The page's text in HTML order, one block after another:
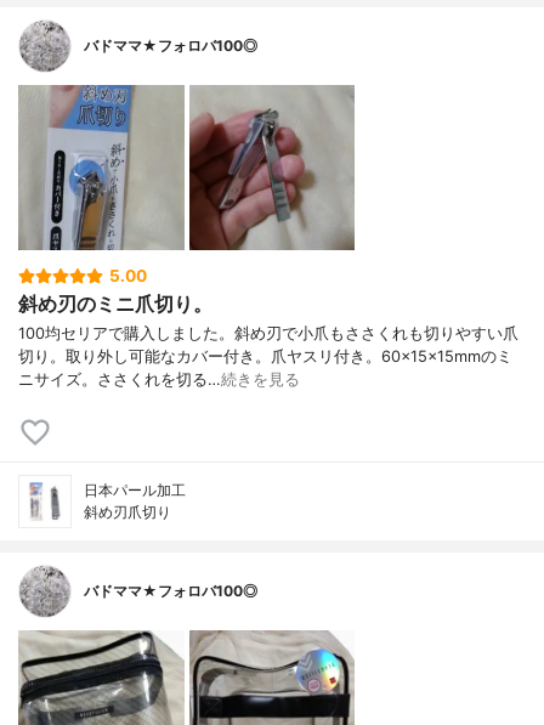
バドママ★フォロバ100◎
5.00
斜め刃のミニ爪切り。
100均セリアで購入しました。斜め刃で小爪もささくれも切りやすい爪
切り。取り外し可能なカバー付き。爪ヤスリ付き。60×15×15mmのミ
ニサイズ。ささくれを切る…続きを見る
日本パール加工
斜め刃爪切り
バドママ★フォロバ100◎